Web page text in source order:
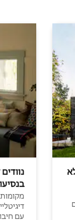
מקומות